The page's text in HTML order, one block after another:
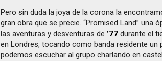
Pero sin duda la joya de la corona la
gran obra que se precie. “Promised Land” una
las aventuras y desventuras de’77 durante el
en Londres, tocando como banda residente un
podemos escuchar al grupo charlando en